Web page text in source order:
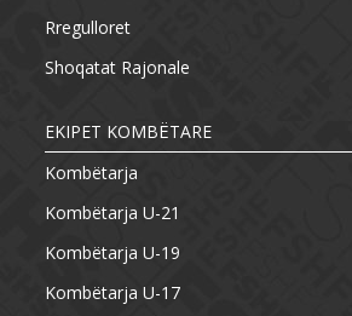
Rregulloret
Shoqatat Rajonale
EKIPET KOMBËTARE
Kombëtarja
Kombëtarja U-21
Kombëtarja U-19
Kombëtarja U-17